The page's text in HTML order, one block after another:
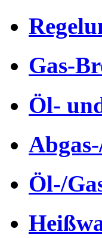
Gas-
Öl-
Öl-/